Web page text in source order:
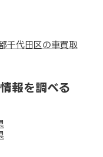
千代田区の車買取
報を調べる